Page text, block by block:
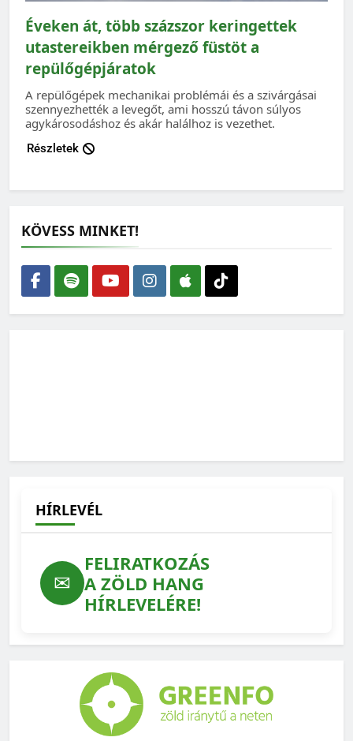
Éveken át, több százszor keringettek
utastereikben mérgező füstöt a
repülőgépjáratok
A repülőgépek mechanikai problémái és a szivárgásai
szennyezhették a levegőt, ami hosszú távon súlyos
agykárosodáshoz és akár halálhoz is vezethet.
Részletek
KÖVESS MINKET!
HÍRLEVÉL
✉
FELIRATKOZÁS
A ZÖLD HANG
HÍRLEVELÉRE!